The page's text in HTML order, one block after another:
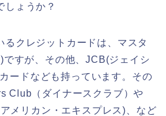
しょうか？
るクレジットカードは、マスタ
すが、その他、JCB(ジェイシ
ードなども持っています。その
Club（ダイナースクラブ）や
メリカン・エキスプレス)、など